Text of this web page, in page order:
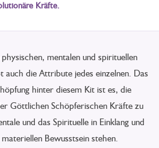
Kräfte.
mentalen und spirituellen
auch die Attribute jedes einzelnen. Das
hinter diesem Kit ist es, die
Göttlichen Schöpferischen Kräfte zu
und das Spirituelle in Einklang und
Bewusstsein stehen.